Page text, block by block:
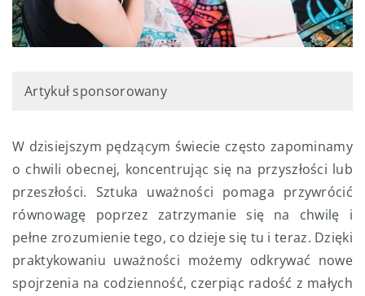
Artykuł sponsorowany
W dzisiejszym pędzącym świecie często zapominamy
o chwili obecnej, koncentrując się na przyszłości lub
przeszłości. Sztuka uważności pomaga przywrócić
równowagę poprzez zatrzymanie się na chwilę i
pełne zrozumienie tego, co dzieje się tu i teraz. Dzięki
praktykowaniu uważności możemy odkrywać nowe
spojrzenia na codzienność, czerpiąc radość z małych